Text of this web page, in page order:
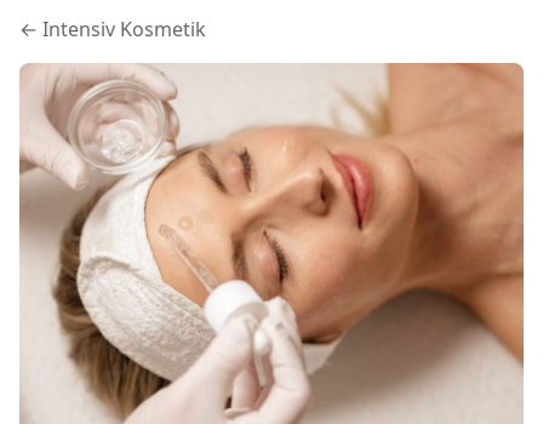
← Intensiv Kosmetik